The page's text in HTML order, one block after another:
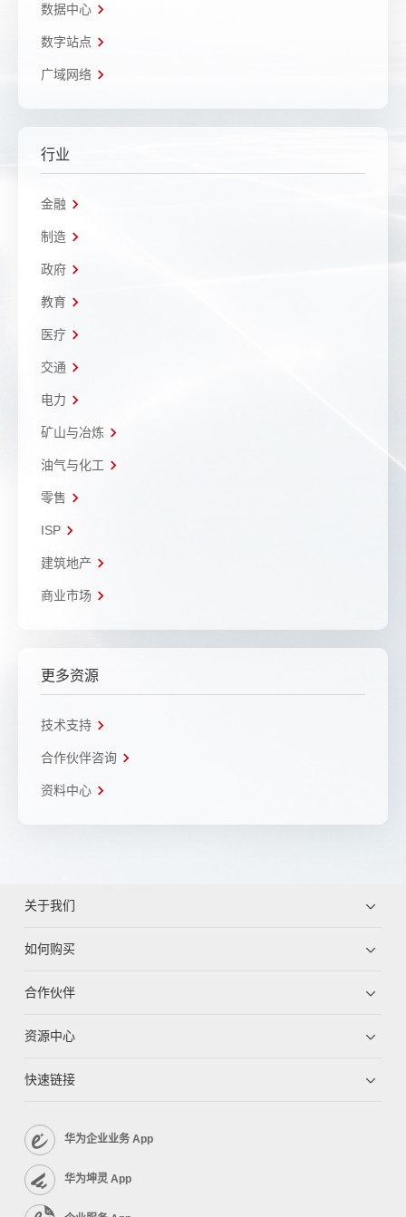
数据中心
数字站点
广域网络
行业
金融
制造
政府
教育
医疗
交通
电力
矿山与冶炼
油气与化工
零售
ISP
建筑地产
商业市场
更多资源
技术支持
合作伙伴咨询
资料中心
关于我们
如何购买
合作伙伴
资源中心
快速链接
华为企业业务 App
华为坤灵 App